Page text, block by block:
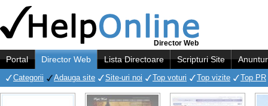
Director Web
Portal Director Web Lista Directoare Scripturi Site
Categorii Adauga site Site-uri noi Top voturi Top vizite Top PR